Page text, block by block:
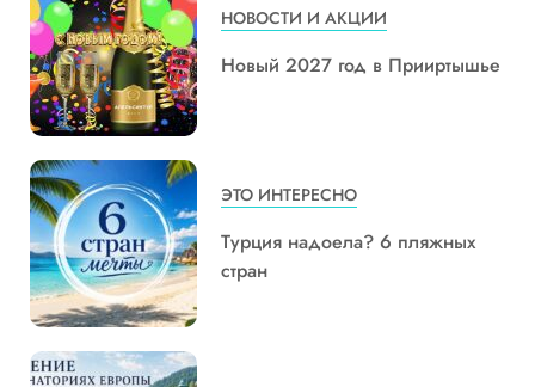
НОВОСТИ И АКЦИИ
Новый 2027 год в Прииртышье
ЭТО ИНТЕРЕСНО
Турция надоела? 6 пляжных
стран